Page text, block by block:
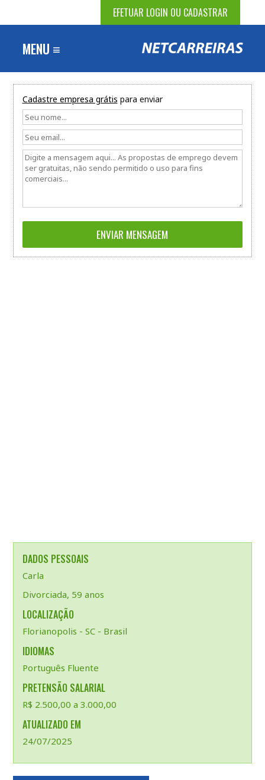
EFETUAR LOGIN OU CADASTRAR
MENU ≡
Cadastre empresa grátis para enviar
DADOS PESSOAIS
Carla
Divorciada, 59 anos
LOCALIZAÇÃO
Florianopolis - SC - Brasil
IDIOMAS
Português Fluente
PRETENSÃO SALARIAL
R$ 2.500,00 a 3.000,00
ATUALIZADO EM
24/07/2025